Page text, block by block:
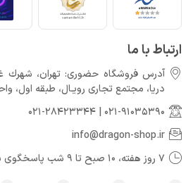
ارتباط با ما
آدرس فروشگاه حضوری: تهران، شهرك
دريا، مجتمع تجارى رويـال، طبقه اول، واحد 110 فروشگاه دراگون
021-91035390
|
021-28423344
info@dragon-shop.ir
7 روز هفته، 10 صبح تا 9 شب پاسخگوی شما عزیزان هستیم.